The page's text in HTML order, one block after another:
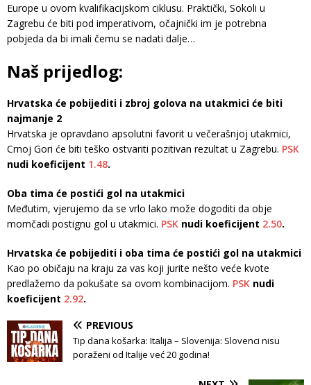
Europe u ovom kvalifikacijskom ciklusu. Praktički, Sokoli u
Zagrebu će biti pod imperativom, očajnički im je potrebna
pobjeda da bi imali čemu se nadati dalje…
Naš prijedlog:
Hrvatska će pobijediti i zbroj golova na utakmici će biti
najmanje 2
Hrvatska je opravdano apsolutni favorit u večerašnjoj utakmici,
Crnoj Gori će biti teško ostvariti pozitivan rezultat u Zagrebu. PSK
nudi koeficijent 1.48.
Oba tima će postići gol na utakmici
Međutim, vjerujemo da se vrlo lako može dogoditi da obje
momčadi postignu gol u utakmici. PSK nudi koeficijent 2.50.
Hrvatska će pobijediti i oba tima će postići gol na utakmici
Kao po običaju na kraju za vas koji jurite nešto veće kvote
predlažemo da pokušate sa ovom kombinacijom. PSK nudi
koeficijent 2.92.
PREVIOUS
Tip dana košarka: Italija – Slovenija: Slovenci nisu
poraženi od Italije već 20 godina!